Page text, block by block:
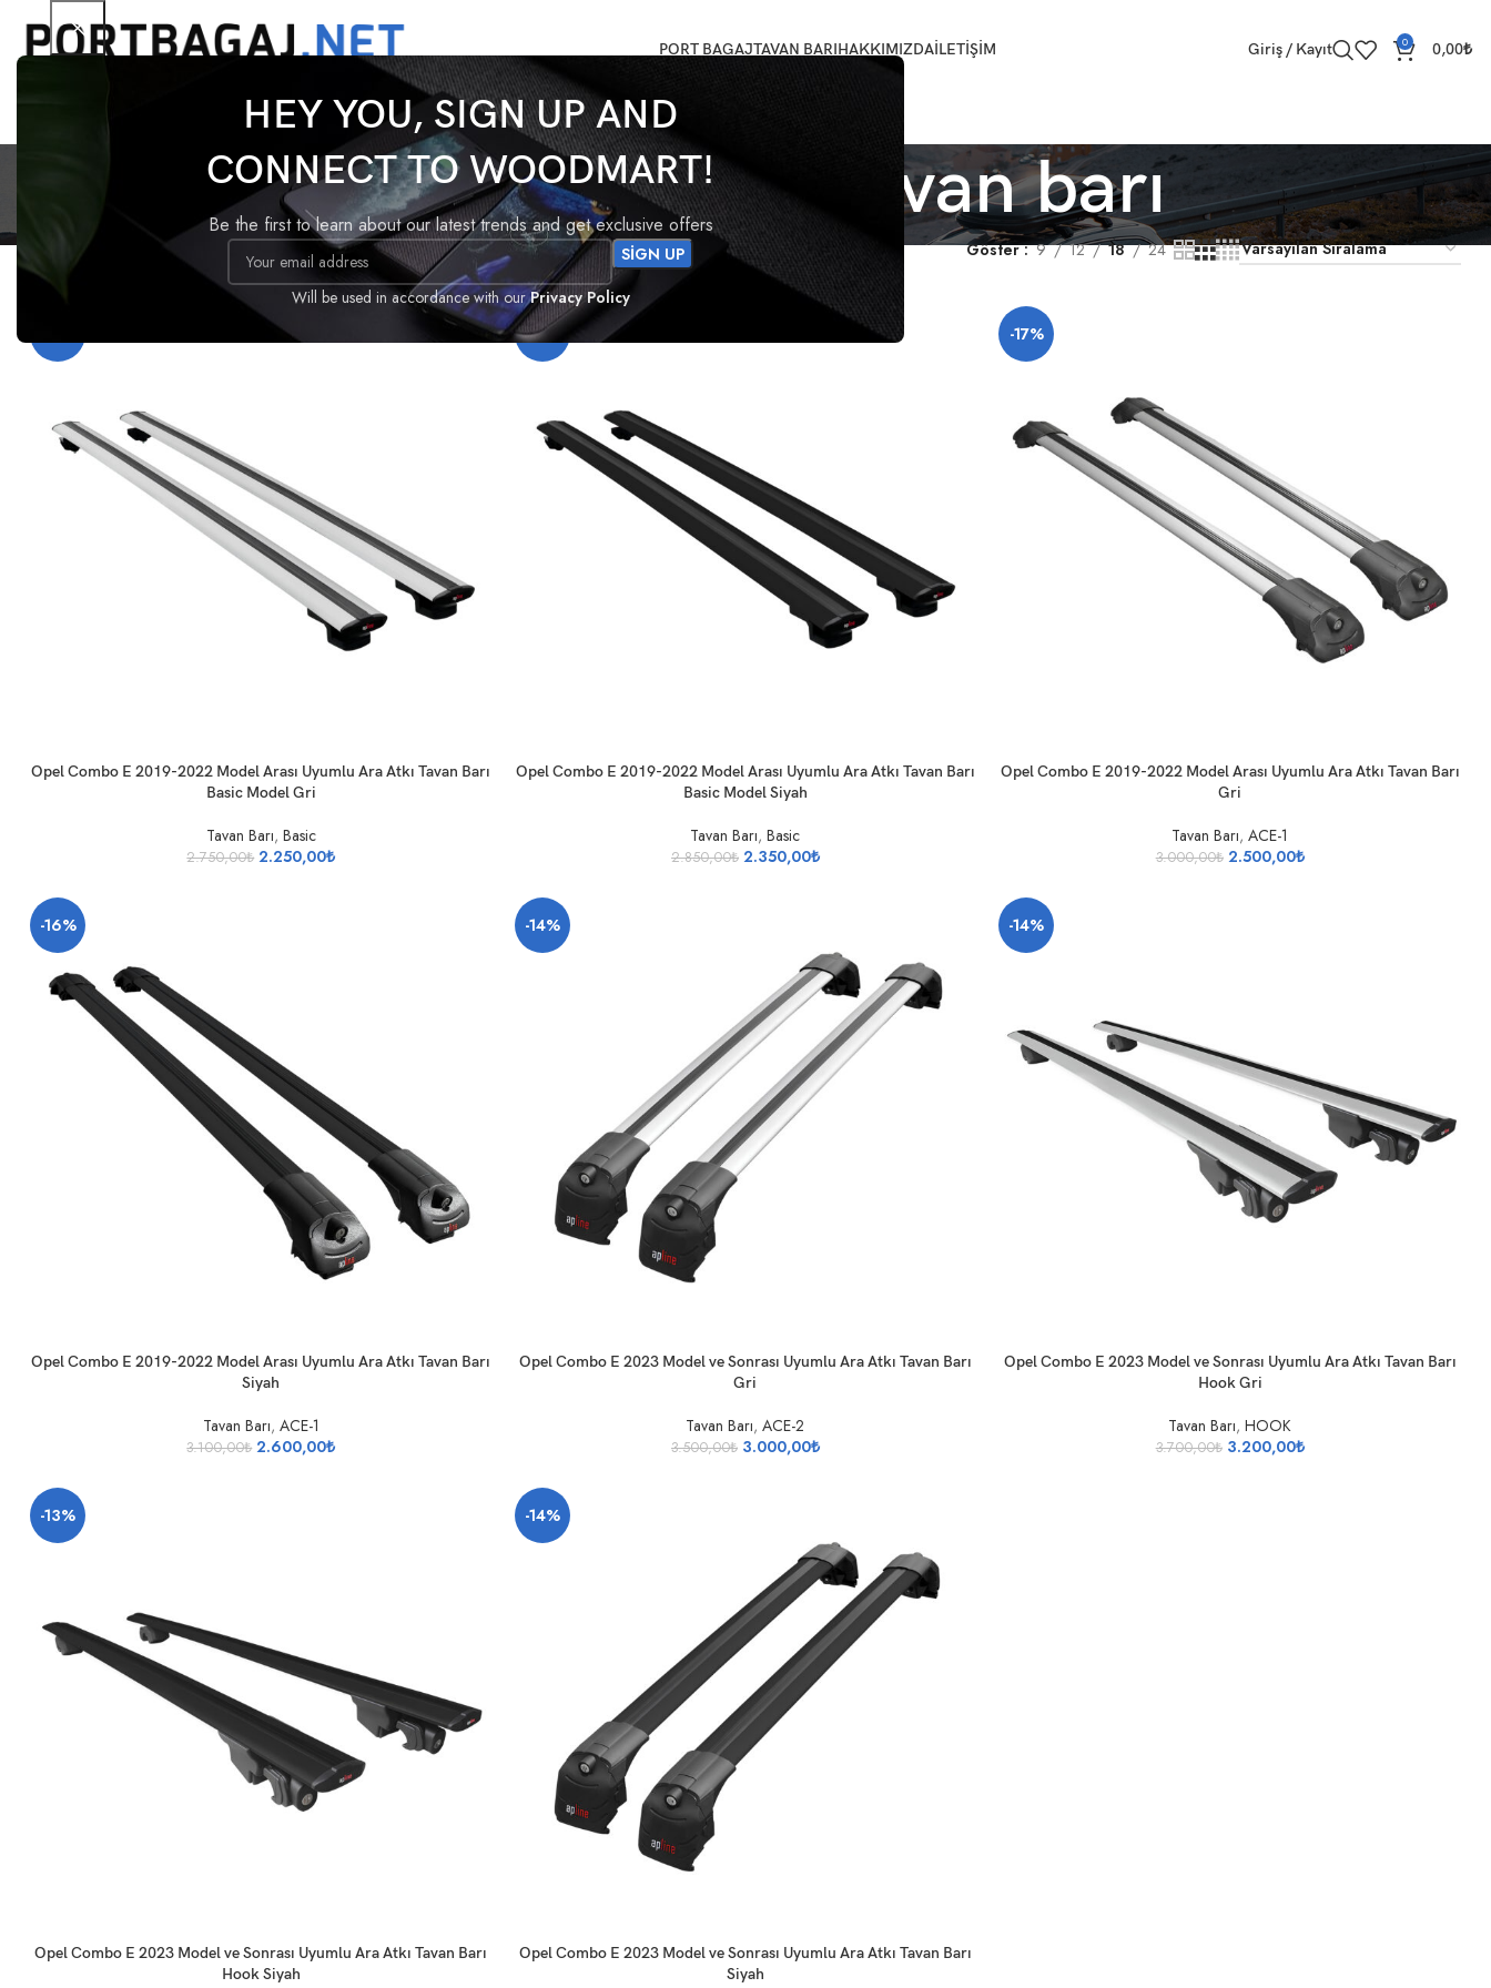
HEY YOU, SIGN UP AND
CONNECT TO WOODMART!
Be the first to learn about our latest trends and get exclusive offers
Will be used in accordance with ourPrivacy Policy
PORT BAGAJTAVAN BARIHAKKIMIZDAİLETİŞİM Giriş / Kayıt 0 0,00₺
Opel Combo E tavan barı
Ana Sayfa Ürünler “Opel Combo E tavan barı” olarak etiketlendi Göster 9 12 18 24
SEPETE EKLE
Opel Combo E 2019-2022 Model Arası Uyumlu Ara Atkı Tavan Barı
Basic Model Gri
Tavan Barı, Basic
2.750,00₺ 2.250,00₺
-18%
SEPETE EKLE
Opel Combo E 2019-2022 Model Arası Uyumlu Ara Atkı Tavan Barı
Basic Model Siyah
Tavan Barı,Basic
2.850,00₺ 2.350,00₺
-17%
SEPETE EKLE
Opel Combo E 2019-2022 Model Arası Uyumlu Ara Atkı Tavan Barı
Gri
Tavan Barı,ACE-1
3.000,00₺ 2.500,00₺
-16%
SEPETE EKLE
Opel Combo E 2019-2022 Model Arası Uyumlu Ara Atkı Tavan Barı
Siyah
Tavan Barı, ACE-1
3.100,00₺ 2.600,00₺
-14%
SEPETE EKLE
Opel Combo E 2023 Model ve Sonrası Uyumlu Ara Atkı Tavan Barı
Gri
Tavan Barı,ACE-2
3.500,00₺ 3.000,00₺
-14%
SEPETE EKLE
Opel Combo E 2023 Model ve Sonrası Uyumlu Ara Atkı Tavan Barı
Hook Gri
Tavan Barı,HOOK
3.700,00₺ 3.200,00₺
-13%
SEPETE EKLE
Opel Combo E 2023 Model ve Sonrası Uyumlu Ara Atkı Tavan Barı
Hook Siyah
-14%
SEPETE EKLE
Opel Combo E 2023 Model ve Sonrası Uyumlu Ara Atkı Tavan Barı
Siyah